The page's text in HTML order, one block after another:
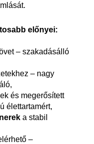
előnyei:
– szakadásálló
– nagy
és megerősített
élettartamért,
a stabil
–